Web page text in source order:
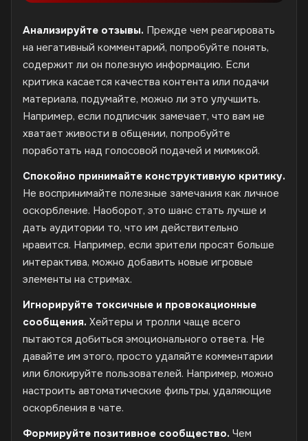
Анализируйте отзывы. Прежде чем реагировать
на негативный комментарий, попробуйте понять,
содержит ли он полезную информацию. Если
критика касается качества контента или подачи
материала, подумайте, можно ли это улучшить.
Например, если подписчик замечает, что вам не
хватает живости в общении, попробуйте
поработать над голосовой подачей и мимикой.
Спокойно принимайте конструктивную критику.
Не воспринимайте полезные замечания как личное
оскорбление. Наоборот, это шанс стать лучше и
дать аудитории то, что им действительно
нравится. Например, если зрители просят больше
интерактива, можно добавить новые игровые
элементы на стримах.
Игнорируйте токсичные и провокационные
сообщения. Хейтеры и тролли чаще всего
пытаются добиться эмоционального ответа. Не
давайте им этого, просто удаляйте комментарии
или блокируйте пользователей. Например, можно
настроить автоматические фильтры, удаляющие
оскорбления в чате.
Формируйте позитивное сообщество. Чем